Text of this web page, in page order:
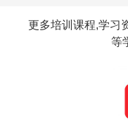
更多培训课程,学习
等